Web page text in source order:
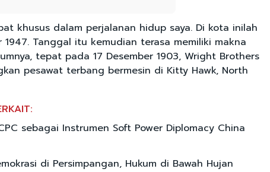
khusus dalam perjalanan hidup saya. Di kota inilah
1947. Tanggal itu kemudian terasa memiliki makna
tepat pada 17 Desember 1903, Wright Brothers
pesawat terbang bermesin di Kitty Hawk, North
sebagai Instrumen Soft Power Diplomacy China
di Persimpangan, Hukum di Bawah Hujan